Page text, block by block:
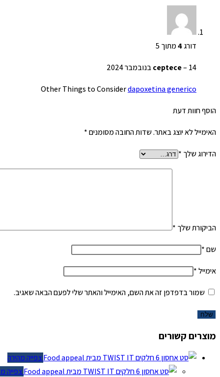
דורג4מתוך 5
ceptece –14 בנובמבר 2024
Other Things to Considerdapoxetina generico
הוסף חוות דעת
האימייל לא יוצג באתר.שדות החובה מסומנים*
הדירוג שלך*
הביקורת שלך*
שם*
אימייל*
שמור בדפדפן זה את השם, האימייל והאתר שלי לפעם הבאה שאגיב.
מוצרים קשורים
צפייה מהירה
צפייה